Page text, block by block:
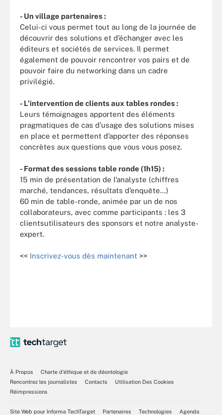
- Un village partenaires :
Celui-ci vous permet tout au long de la journée de
découvrir des solutions et d’échanger avec les
éditeurs et sociétés de services. Il permet
également de pouvoir rencontrer vos pairs et de
pouvoir faire du networking dans un cadre
privilégié.
- L’intervention de clients aux tables rondes :
Leurs témoignages apportent des éléments
pragmatiques de cas d’usage des solutions mises
en place et permettent d’apporter des réponses
concrètes aux questions que vous vous posez.
- Format des sessions table ronde (1h15) :
15 min de présentation de l’analyste (chiffres
marché, tendances, résultats d’enquête…)
60 min de table-ronde, animée par un de nos
collaborateurs, avec comme participants : les 3
clientsutilisateurs des sponsors et notre analyste-
expert.
<< Inscrivez-vous dès maintenant >>
À Propos
Charte d’éthique et de déontologie
Rencontrez les journalistes
Contacts
Utilisation Des Cookies
Réimpressions
Site Web pour Informa TechTarget Partenaires Technologies
Agenda